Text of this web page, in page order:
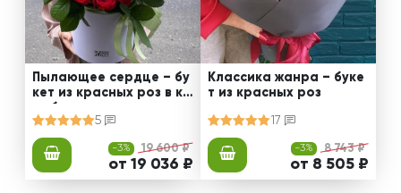
Пылающее сердце – бу
кет из красных роз в ко
робке
5
-3% 19 600 ₽
от 19 036 ₽
Классика жанра – буке
т из красных роз
17
-3% 8 743 ₽
от 8 505 ₽